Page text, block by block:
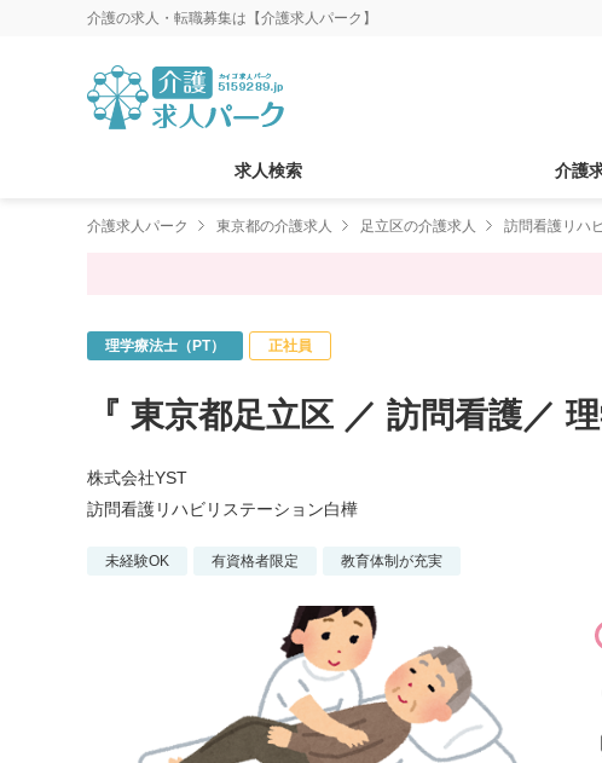
介護の求人・転職募集は【介護求人パーク】
求人検索 介護
介護求人パーク 東京都の介護求人 足立区の介護求人 訪問看護リハ
理学療法士（PT） 正社員
『 東京都足立区 ／ 訪問看護／
株式会社YST
訪問看護リハビリステーション白樺
未経験OK 有資格者限定 教育体制が充実